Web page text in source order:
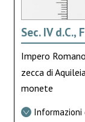
Sec. IV d.C.,
Impero
zecca di
monete